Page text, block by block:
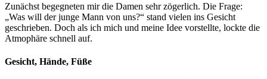
Zunächst begegneten mir die Damen sehr zögerlich. Die Frage:
„Was will der junge Mann von uns?“ stand vielen ins Gesicht
geschrieben. Doch als ich mich und meine Idee vorstellte, lockte die
Atmophäre schnell auf.
Gesicht, Hände, Füße